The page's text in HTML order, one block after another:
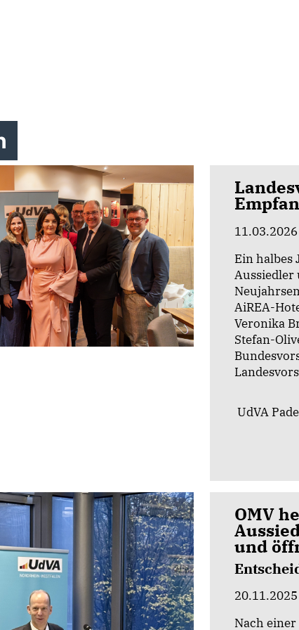
11.03.2026
Ein halbes
Aussiedler
AiREA-
Veronika
Stefan-
UdVA
OMV
und
20.11.2025
Nach